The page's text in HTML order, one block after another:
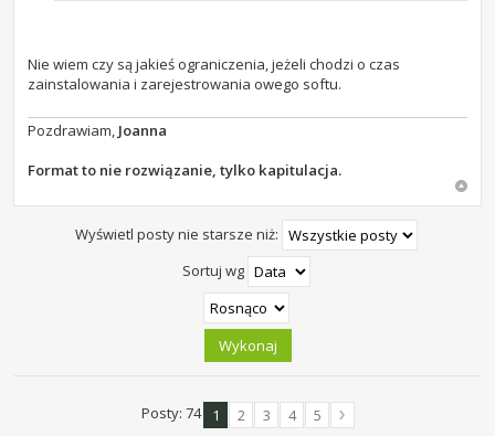
Nie wiem czy są jakieś ograniczenia, jeżeli chodzi o czas
zainstalowania i zarejestrowania owego softu.
Pozdrawiam, Joanna
Format to nie rozwiązanie, tylko kapitulacja.
Wyświetl posty nie starsze niż:
Sortuj wg
Posty: 74 1 2 3 4 5